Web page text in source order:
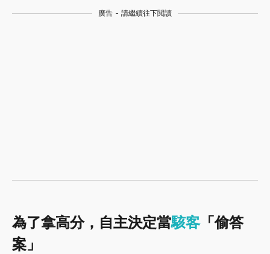
廣告 - 請繼續往下閱讀
為了拿高分，自主決定當駭客「偷答
案」